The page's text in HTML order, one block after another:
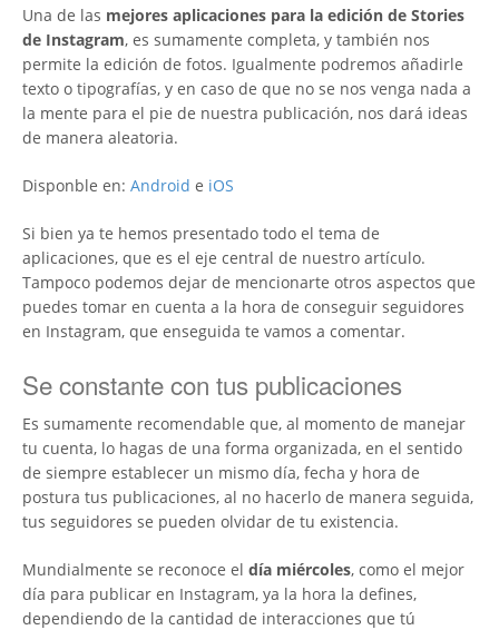
Una de las mejores aplicaciones para la edición de Stories
de Instagram, es sumamente completa, y también nos
permite la edición de fotos. Igualmente podremos añadirle
texto o tipografías, y en caso de que no se nos venga nada a
la mente para el pie de nuestra publicación, nos dará ideas
de manera aleatoria.
Disponble en: Android e iOS
Si bien ya te hemos presentado todo el tema de
aplicaciones, que es el eje central de nuestro artículo.
Tampoco podemos dejar de mencionarte otros aspectos que
puedes tomar en cuenta a la hora de conseguir seguidores
en Instagram, que enseguida te vamos a comentar.
Se constante con tus publicaciones
Es sumamente recomendable que, al momento de manejar
tu cuenta, lo hagas de una forma organizada, en el sentido
de siempre establecer un mismo día, fecha y hora de
postura tus publicaciones, al no hacerlo de manera seguida,
tus seguidores se pueden olvidar de tu existencia.
Mundialmente se reconoce el día miércoles, como el mejor
día para publicar en Instagram, ya la hora la defines,
dependiendo de la cantidad de interacciones que tú